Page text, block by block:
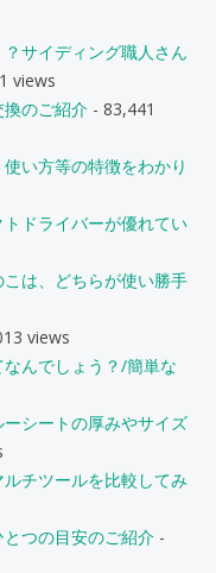
サイディング職人さん
views
のご紹介 - 83,441
い方等の特徴をわかり
ドライバーが優れてい
は、どちらが使い勝手
views
んでしょう？/簡単な
シートの厚みやサイズ
チツールを比較してみ
つの目安のご紹介 -